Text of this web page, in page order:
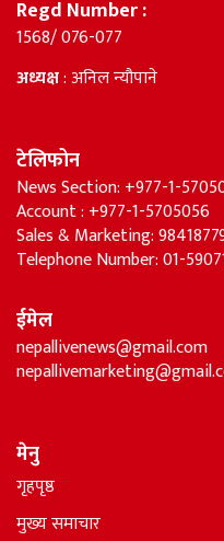
Regd Number :
1568/ 076-077
अध्यक्ष: अनिल न्यौपाने
टेलिफोन
News Section: +977-1-
Account : +977-1-5705056
Sales & Marketing:
Telephone Number: 01-
ईमेल
nepallivenews@gmail.com
मेनु
गृहपृष्ठ
मुख्य समाचार